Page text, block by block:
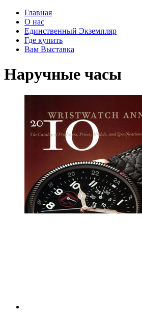
Главная
О нас
Единственный Экземпляр
Где купить
Вам Выставка
Наручные часы